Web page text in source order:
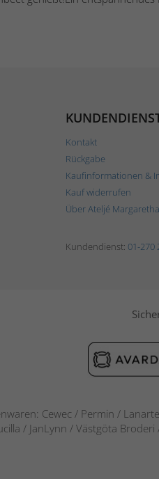
Kontakt
Rückgabe
Kaufinformationen &
Kauf widerrufen
Über Ateljé Margaretha
Kundendienst: 01-270
Cewec / Permin /
/ JanLynn / Västgöta